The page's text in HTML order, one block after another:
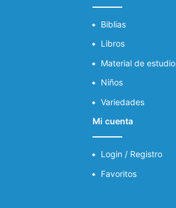
Biblias
Libros
Material de estudio
Niños
Variedades
Mi cuenta
Login / Registro
Favoritos